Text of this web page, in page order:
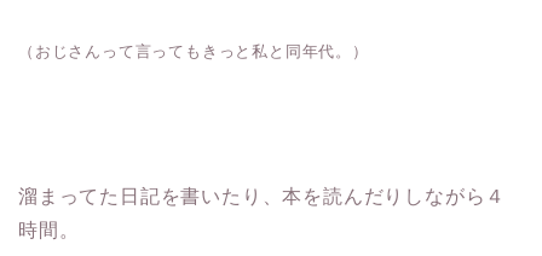
（おじさんって言ってもきっと私と同年代。）
溜まってた日記を書いたり、本を読んだりしながら４
時間。